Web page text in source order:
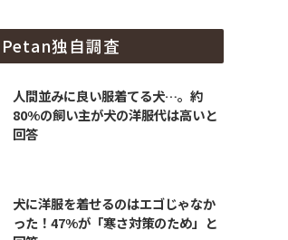
Petan独自調査
人間並みに良い服着てる犬…。約
80%の飼い主が犬の洋服代は高いと
回答
犬に洋服を着せるのはエゴじゃなか
った！47%が「寒さ対策のため」と